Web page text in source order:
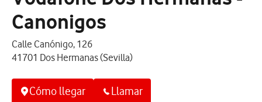
Canonigos
Calle Canónigo, 126
41701 Dos Hermanas (Sevilla)
Cómo llegar Llamar